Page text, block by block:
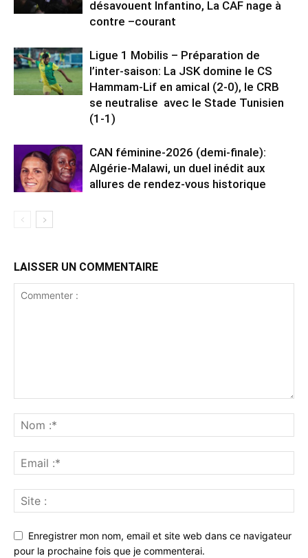
désavouent Infantino, La CAF nage à
contre –courant
Ligue 1 Mobilis – Préparation de
l’inter-saison: La JSK domine le CS
Hammam-Lif en amical (2-0), le CRB
se neutralise avec le Stade Tunisien
(1-1)
CAN féminine-2026 (demi-finale):
Algérie-Malawi, un duel inédit aux
allures de rendez-vous historique
LAISSER UN COMMENTAIRE
Enregistrer mon nom, email et site web dans ce navigateur
pour la prochaine fois que je commenterai.